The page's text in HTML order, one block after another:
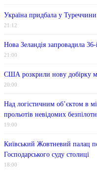
Україна придбала у
21:12
Нова Зеландія запровадила
21:00
США розкрили нову добірку
20:00
Над логістичним об’єктом в
прольотів невідомих
19:00
Київський Жовтневий палац
Господарського суду столиці
18:00